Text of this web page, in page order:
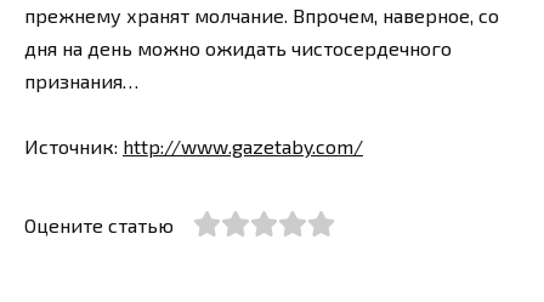
прежнему хранят молчание. Впрочем, наверное, со
дня на день можно ожидать чистосердечного
признания…
Источник: http://www.gazetaby.com/
Оцените статью